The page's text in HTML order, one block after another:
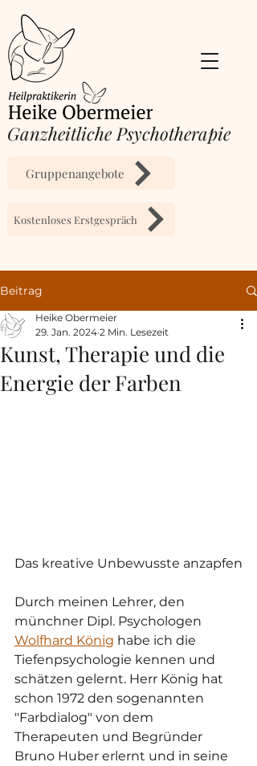
​Ganzheitliche Psychotherapie
Gruppenangebote
Kostenloses Erstgespräch
Beitrag
Kunst, Therapie und die
Energie der Farben
Heike Obermeier
29. Jan. 2024 2 Min. Lesezeit
Das kreative Unbewusste anzapfen
Durch meinen Lehrer, den
münchner Dipl. Psychologen
Wolfhard König habe ich die
Tiefenpsychologie kennen und
schätzen gelernt. Herr König hat
schon 1972 den sogenannten
"Farbdialog" von dem
Therapeuten und Begründer
Bruno Huber erlernt und in seine